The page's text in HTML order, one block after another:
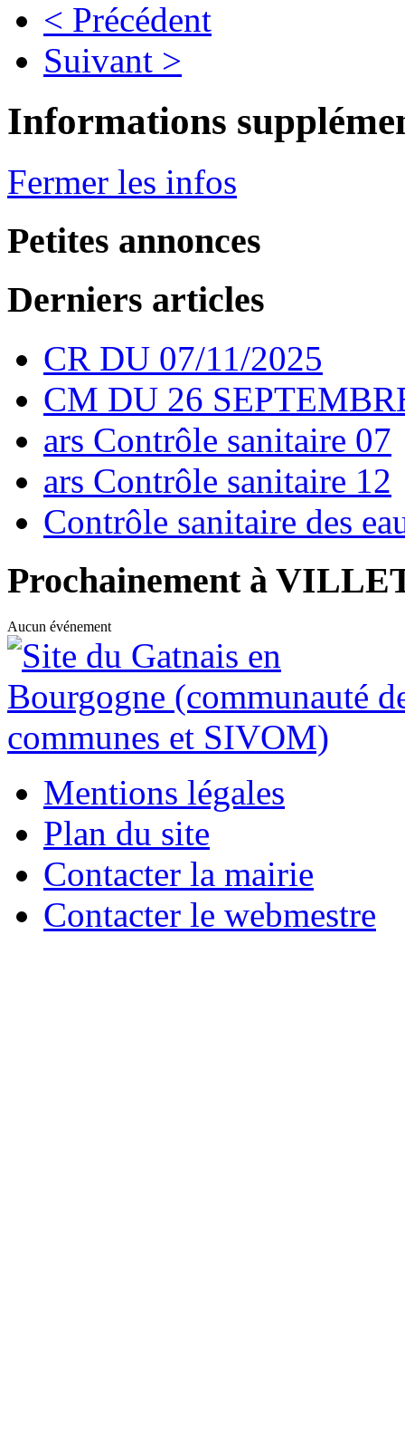
< Précédent
Suivant >
Informations
Fermer les infos
Petites annonces
Derniers articles
CR DU 07/11/2025
CM DU 26
ars Contrôle sanitaire 07
ars Contrôle sanitaire 12
Contrôle sanitaire des
Prochainement à
Aucun événement
Mentions légales
Plan du site
Contacter la mairie
Contacter le webmestre